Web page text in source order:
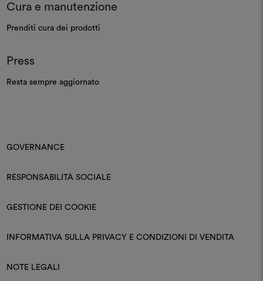
Cura e manutenzione
Prenditi cura dei prodotti
Press
Resta sempre aggiornato
GOVERNANCE
RESPONSABILITÀ SOCIALE
GESTIONE DEI COOKIE
INFORMATIVA SULLA PRIVACY E CONDIZIONI DI VENDITA
NOTE LEGALI